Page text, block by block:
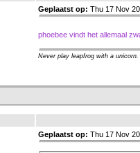
Geplaatst op: Thu 17 Nov
phoebee vindt het allemaal
Never play leapfrog with a unicorn.
Geplaatst op: Thu 17 Nov